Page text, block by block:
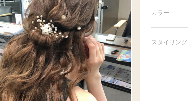
カラー
スタイリング